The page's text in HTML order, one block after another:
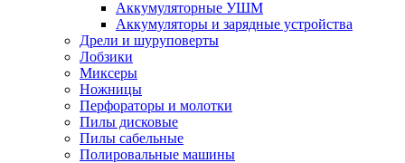
Аккумуляторные УШМ
Аккумуляторы и зарядные устройства
Дрели и шуруповерты
Лобзики
Миксеры
Ножницы
Перфораторы и молотки
Пилы дисковые
Пилы сабельные
Полировальные машины